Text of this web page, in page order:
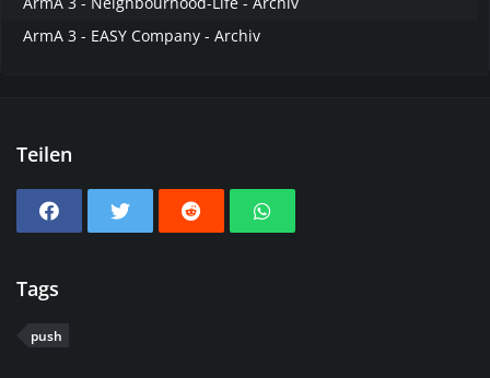
ArmA 3 - EASY Company - Archiv
Teilen
Tags
push